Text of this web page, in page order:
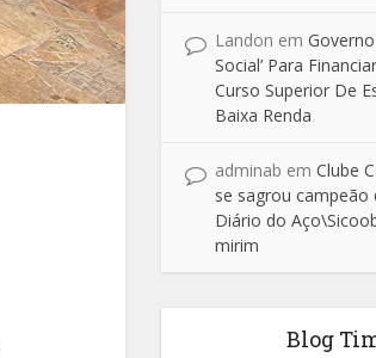
Landon em Governo
Social’ Para
Curso Superior De
Baixa Renda
adminab em Clube
se sagrou campeão
Diário do
mirim
Blog